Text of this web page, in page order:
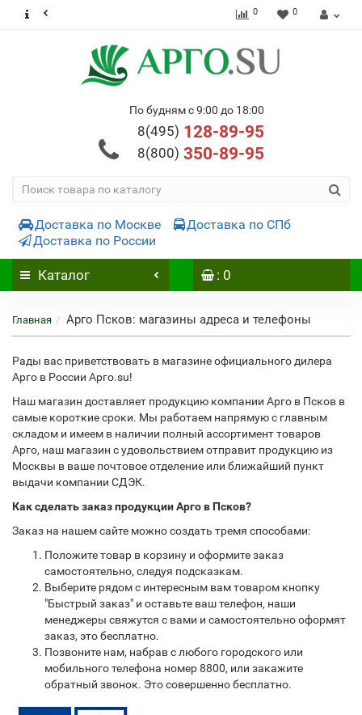
0 0
По будням с 9:00 до 18:00
8(495) 128-89-95
8(800) 350-89-95
Доставка по Москве
Доставка по СПб
Доставка по России
Каталог : 0
Главная Арго Псков: магазины адреса и телефоны
Рады вас приветствовать в магазине официального дилера
Арго в России Арго.su!
Наш магазин доставляет продукцию компании Арго в Псков в
самые короткие сроки. Мы работаем напрямую с главным
складом и имеем в наличии полный ассортимент товаров
Арго, наш магазин с удовольствием отправит продукцию из
Москвы в ваше почтовое отделение или ближайший пункт
выдачи компании СДЭК.
Как сделать заказ продукции Арго в Псков?
Заказ на нашем сайте можно создать тремя способами:
Положите товар в корзину и оформите заказ
самостоятельно, следуя подсказкам.
Выберите рядом с интересным вам товаром кнопку
"Быстрый заказ" и оставьте ваш телефон, наши
менеджеры свяжутся с вами и самостоятельно оформят
заказ, это бесплатно.
Позвоните нам, набрав с любого городского или
мобильного телефона номер 8800, или закажите
обратный звонок. Это совершенно бесплатно.